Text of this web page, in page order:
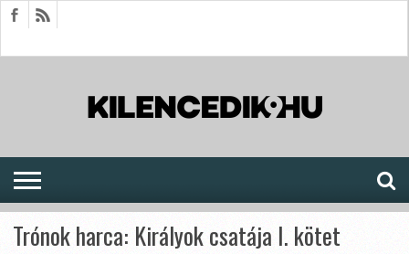
Trónok harca: Királyok csatája I. kötet